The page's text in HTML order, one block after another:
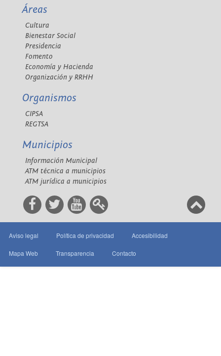
Áreas
Cultura
Bienestar Social
Presidencia
Fomento
Economía y Hacienda
Organización y RRHH
Organismos
CIPSA
REGTSA
Municipios
Información Municipal
ATM técnica a municipios
ATM jurídica a municipios
Aviso legal Política de privacidad Accesibilidad
Mapa Web Transparencia Contacto